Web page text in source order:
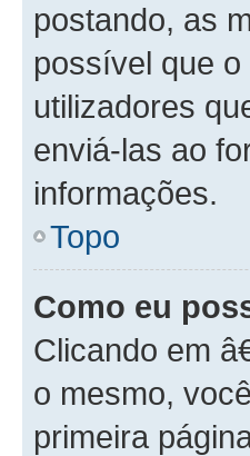
postando, as
possível que
utilizadores
enviá-las ao
informações.
Topo
Como eu
Clicando em
o mesmo,
primeira